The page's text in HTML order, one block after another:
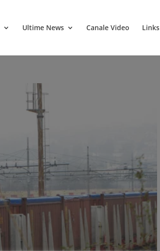
Ultime News Canale Video Links